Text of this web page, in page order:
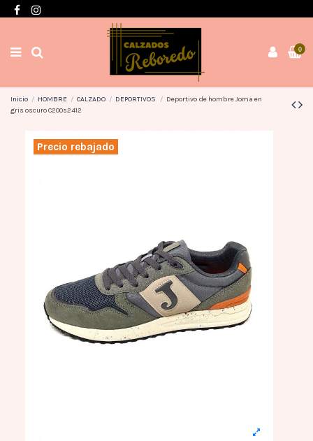
0
Inicio HOMBRE CALZADO DEPORTIVOS
Deportivo de hombre Joma en
gris oscuro C200s2412
Precio rebajado